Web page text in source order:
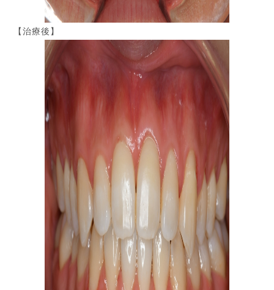
【治療後】